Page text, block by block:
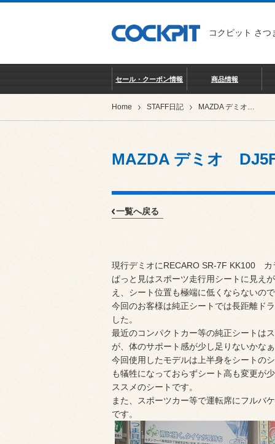
コクピット さつ
セール・クーポン情報 商品情報
Home STAFF日記 MAZDA デミオ DJ5FS レカロシート取付け
MAZDA デミオ
一覧へ戻る
現行デミオにRECARO SR-7F KK100
ぱっと見はスポーツ走行用シートに見え
え、シート位置も極端に低くならないの
今回のお客様は純正シートでは長距離ド
した。
最近のコンパクトカー等の純正シートは
が、体のサポート感が少し足りないかな
今回使用したモデルは上半身をシートの
も犠牲になっておらずシート高も変更が
ススメのシートです。
また、スポーツカー等で運転席にフルバ
です。